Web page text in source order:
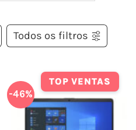
Todos os filtros
-46%
TOP VENTAS